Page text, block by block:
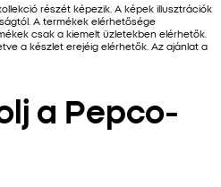
részét képezik. A képek illusztrációk
A termékek elérhetősége
csak a kiemelt üzletekben elérhetők.
a készlet erejéig elérhetők. Az ajánlat a
a Pepco-